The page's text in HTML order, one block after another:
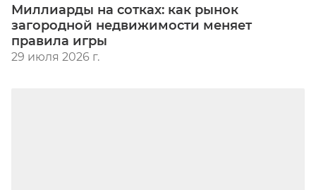
Миллиарды на сотках: как рынок
загородной недвижимости меняет
правила игры
29 июля 2026 г.